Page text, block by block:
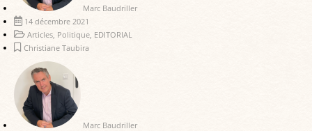
Marc Baudriller
14 décembre 2021
Articles Politique EDITORIAL
Christiane Taubira
Marc Baudriller